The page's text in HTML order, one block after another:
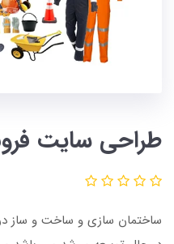
طراحی سایت
ساختمان سازی و ساخت و ساز